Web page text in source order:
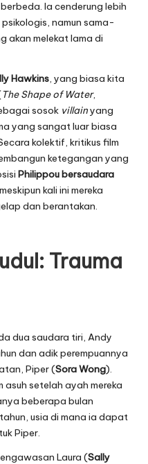
Ia cenderung lebih
namun sama-
akan melekat lama di
Hawkins , yang biasa kita
The Shape of Water,
sosok villainyang
yang sangat luar biasa
kolektif, kritikus film
ketegangan yang
Philippou bersaudara
kali ini mereka
dan berantakan.
Trauma
dua saudara tiri, Andy
dan adik perempuannya
Piper (Sora Wong).
asuh setelah ayah mereka
beberapa bulan
usia di mana ia dapat
Piper.
Laura (Sally